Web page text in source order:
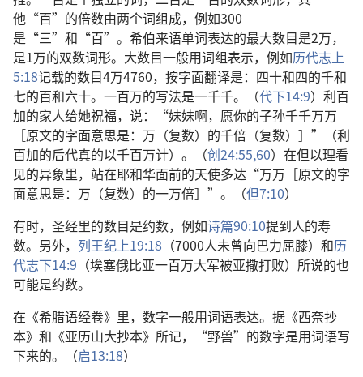
他“百”的倍数由两个词组成，例如300
是“三”和“百”。希伯来语单词表达的最大数目是2万，
是1万的双数词形。大数目一般用词组表示，例如历代志上
5:18记载的数目4万4760，按字面翻译是：四十和四的千和
七的百和六十。一百万的写法是一千千。（代下14:9）利百
加的家人给她祝福，说：“妹妹啊，愿你的子孙千千万万
［原文的字面意思是：万（复数）的千倍（复数）］”（利
百加的后代真的以千百万计）。（创24:55,60）在但以理看
见的异象里，站在耶和华面前的天使多达“万万［原文的字
面意思是：万（复数）的一万倍］”。（但7:10）
有时，圣经里的数目是约数，例如诗篇90:10提到人的寿
数。另外， 列王纪上19:18 （7000人未曾向巴力屈膝）和历
代志下14:9 （埃塞俄比亚一百万大军被亚撒打败）所说的也
可能是约数。
在《希腊语经卷》里，数字一般用词语表达。据《西奈抄
本》和《亚历山大抄本》所记，“野兽”的数字是用词语写
下来的。（启13:18）